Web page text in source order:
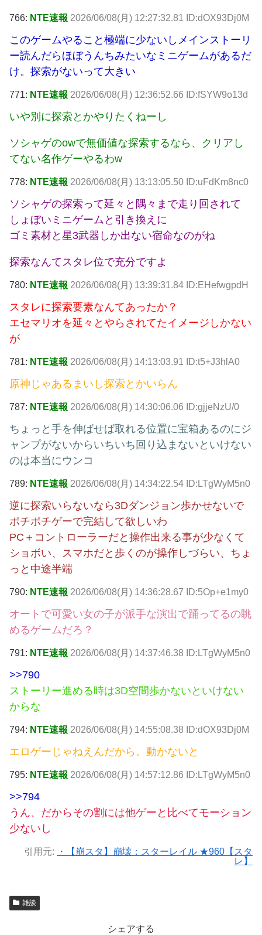
766: NTE速報 2026/06/08(月) 12:27:32.81 ID:dOX93Dj0M
このゲームやること極端に少ないしメインストーリ
ー読んだらほぼうんちみたいなミニゲームがあるだ
け。探索がないって大きい
771: NTE速報 2026/06/08(月) 12:36:52.66 ID:fSYW9o13d
いや別に探索とかやりたくねーし
ソシャゲのowで無価値な探索するなら、クリアし
てない名作ゲーやるわw
778: NTE速報 2026/06/08(月) 13:13:05.50 ID:uFdKm8nc0
ソシャゲの探索って延々と隅々まで走り回されて
しょぼいミニゲームと引き換えに
ゴミ素材と星3武器しか出ない宿命なのがね
探索なんてスタレ位で充分ですよ
780: NTE速報 2026/06/08(月) 13:39:31.84 ID:EHefwgpdH
スタレに探索要素なんてあったか？
エセマリオを延々とやらされてたイメージしかない
が
781: NTE速報 2026/06/08(月) 14:13:03.91 ID:t5+J3hlA0
原神じゃあるまいし探索とかいらん
787: NTE速報 2026/06/08(月) 14:30:06.06 ID:gjjeNzU/0
ちょっと手を伸ばせば取れる位置に宝箱あるのにジ
ャンプがないからいちいち回り込まないといけない
のは本当にウンコ
789: NTE速報 2026/06/08(月) 14:34:22.54 ID:LTgWyM5n0
逆に探索いらないなら3Dダンジョン歩かせないで
ポチポチゲーで完結して欲しいわ
PC＋コントローラーだと操作出来る事が少なくて
ショボい、スマホだと歩くのが操作しづらい、ちょ
っと中途半端
790: NTE速報 2026/06/08(月) 14:36:28.67 ID:5Op+e1my0
オートで可愛い女の子が派手な演出で踊ってるの眺
めるゲームだろ？
791: NTE速報 2026/06/08(月) 14:37:46.38 ID:LTgWyM5n0
>>790
ストーリー進める時は3D空間歩かないといけない
からな
794: NTE速報 2026/06/08(月) 14:55:08.38 ID:dOX93Dj0M
エロゲーじゃねえんだから。動かないと
795: NTE速報 2026/06/08(月) 14:57:12.86 ID:LTgWyM5n0
>>794
うん、だからその割には他ゲーと比べてモーション
少ないし
引用元:
・【崩スタ】崩壊：スターレイル ★960【スタ
レ】
雑談
シェアする